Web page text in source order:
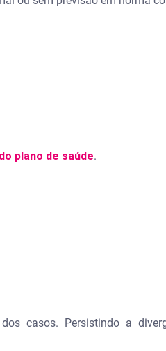
plano de saúde.
casos. Persistindo a